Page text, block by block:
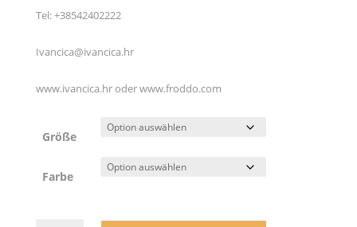
Tel: +38542402222
Ivancica@ivancica.hr
www.ivancica.hr oder www.froddo.com
Größe
Farbe